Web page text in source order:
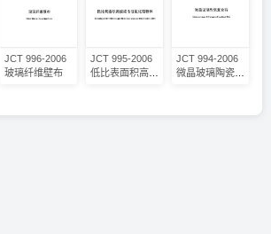
JCT 996-2006
玻璃纤维壁布
JCT 995-2006
低比表面积高烧
JCT 994-2006
微晶玻璃陶瓷复